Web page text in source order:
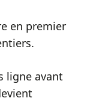
en premier
ligne avant